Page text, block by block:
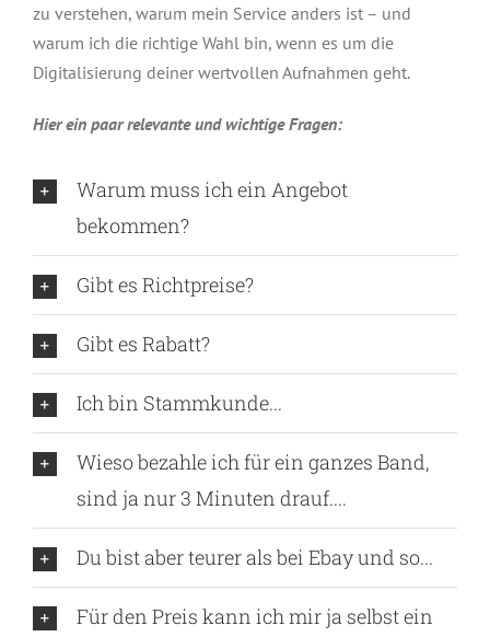
zu verstehen, warum mein Service anders ist – und
warum ich die richtige Wahl bin, wenn es um die
Digitalisierung deiner wertvollen Aufnahmen geht.
Hier ein paar relevante und wichtige Fragen:
Warum muss ich ein Angebot
bekommen?
Gibt es Richtpreise?
Gibt es Rabatt?
Ich bin Stammkunde...
Wieso bezahle ich für ein ganzes Band,
sind ja nur 3 Minuten drauf....
Du bist aber teurer als bei Ebay und so...
Für den Preis kann ich mir ja selbst ein